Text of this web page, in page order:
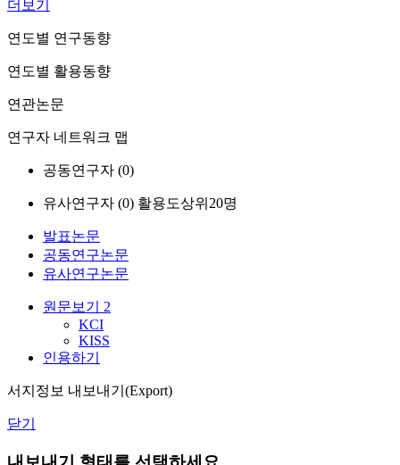
더보기
연도별 연구동향
연도별 활용동향
연관논문
연구자 네트워크 맵
공동연구자 (0)
유사연구자 (0) 활용도상위20명
발표논문
공동연구논문
유사연구논문
원문보기 2
KCI
KISS
인용하기
서지정보 내보내기(Export)
닫기